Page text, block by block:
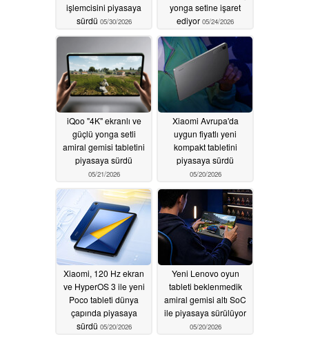
işlemcisini piyasaya
sürdü 05/30/2026
yonga setine işaret
ediyor 05/24/2026
iQoo "4K" ekranlı ve
güçlü yonga setli
amiral gemisi tabletini
piyasaya sürdü
05/21/2026
Xiaomi Avrupa'da
uygun fiyatlı yeni
kompakt tabletini
piyasaya sürdü
05/20/2026
Xiaomi, 120 Hz ekran
ve HyperOS 3 ile yeni
Poco tableti dünya
çapında piyasaya
sürdü 05/20/2026
Yeni Lenovo oyun
tableti beklenmedik
amiral gemisi altı SoC
ile piyasaya sürülüyor
05/20/2026